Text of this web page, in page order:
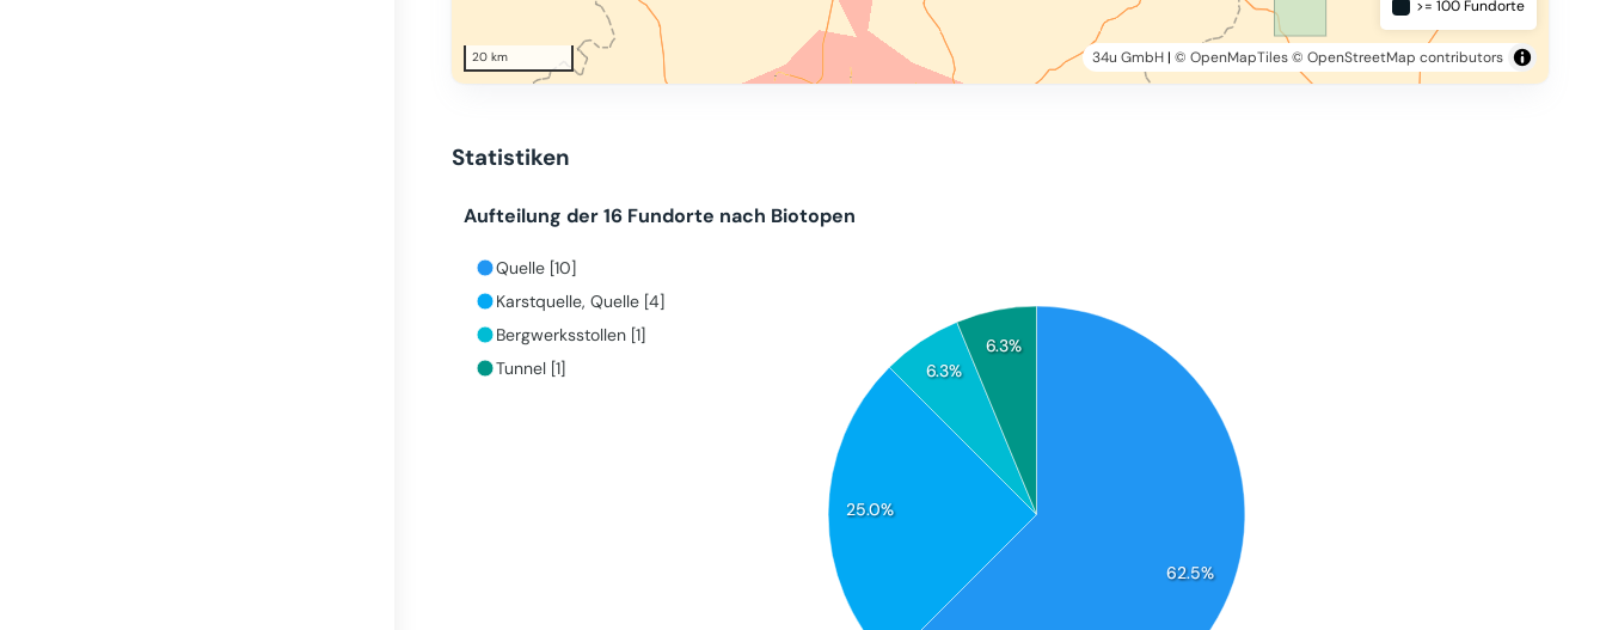
20 km 34u GmbH| © OpenMapTiles© OpenStreetMap contributors
>= 100 Fundorte
Statistiken
62.5%
25.0%
6.3%
6.3%
Aufteilung der 16 Fundorte nach Biotopen
Quelle [10]
Karstquelle, Quelle [4]
Bergwerksstollen [1]
Tunnel [1]